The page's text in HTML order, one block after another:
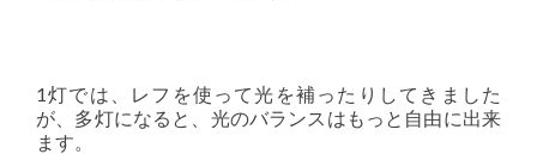
1灯では、レフを使って光を補ったりしてきました
が、多灯になると、光のバランスはもっと自由に出来
ます。